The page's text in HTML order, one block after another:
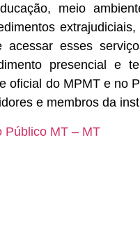
meio
acessar esses
presencial e
oficial do MPMT e no
e membros da
Público MT – MT